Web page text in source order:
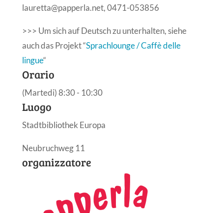
lauretta@papperla.net, 0471-053856
>>> Um sich auf Deutsch zu unterhalten, siehe
auch das Projekt “Sprachlounge / Caffè delle
lingue“
Orario
(Martedi) 8:30 - 10:30
Luogo
Stadtbibliothek Europa
Neubruchweg 11
organizzatore